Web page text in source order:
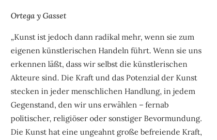
Ortega y Gasset
„Kunst ist jedoch dann radikal mehr, wenn sie zum
eigenen künstlerischen Handeln führt. Wenn sie uns
erkennen läßt, dass wir selbst die künstlerischen
Akteure sind. Die Kraft und das Potenzial der Kunst
stecken in jeder menschlichen Handlung, in jedem
Gegenstand, den wir uns erwählen – fernab
politischer, religiöser oder sonstiger Bevormundung.
Die Kunst hat eine ungeahnt große befreiende Kraft,